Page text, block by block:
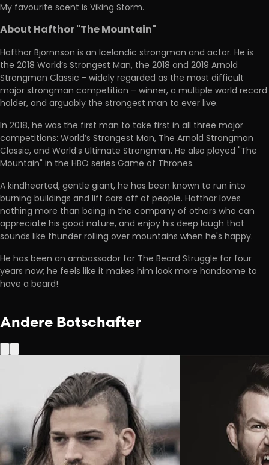
My favourite scent is Viking Storm.
About Hafthor "The Mountain"
Hafthor Bjornnson is an Icelandic strongman and actor. He is
the 2018 World’s Strongest Man, the 2018 and 2019 Arnold
Strongman Classic - widely regarded as the most difficult
major strongman competition – winner, a multiple world record
holder, and arguably the strongest man to ever live.
In 2018, he was the first man to take first in all three major
competitions: World’s Strongest Man, The Arnold Strongman
Classic, and World’s Ultimate Strongman. He also played "The
Mountain" in the HBO series Game of Thrones.
A kindhearted, gentle giant, he has been known to run into
burning buildings and lift cars off of people. Hafthor loves
nothing more than being in the company of others who can
appreciate his good nature, and enjoy his deep laugh that
sounds like thunder rolling over mountains when he's happy.
He has been an ambassador for The Beard Struggle for four
years now; he feels like it makes him look more handsome to
have a beard!
Andere Botschafter